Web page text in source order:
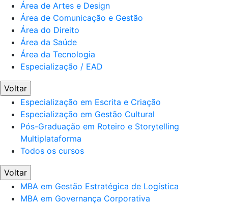
Área de Artes e Design
Área de Comunicação e Gestão
Área do Direito
Área da Saúde
Área da Tecnologia
Especialização / EAD
Voltar
Especialização em Escrita e Criação
Especialização em Gestão Cultural
Pós-Graduação em Roteiro e Storytelling
Multiplataforma
Todos os cursos
Voltar
MBA em Gestão Estratégica de Logística
MBA em Governança Corporativa